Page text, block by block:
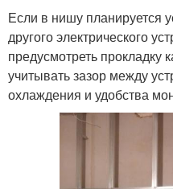
Если в нишу планируется
другого электрического
предусмотреть прокладку
учитывать зазор между
охлаждения и удобства